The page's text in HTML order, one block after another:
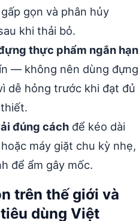
gọn và phân hủy
khi thải bỏ.
thực phẩm ngắn hạn
— không nên dùng đựng
dễ hỏng trước khi đạt đủ
đúng cách để kéo dài
máy giặt chu kỳ nhẹ,
để ẩm gây mốc.
trên thế giới và
dùng Việt